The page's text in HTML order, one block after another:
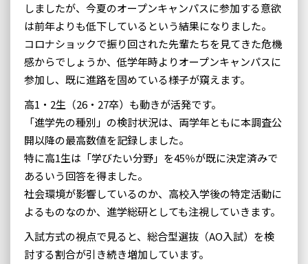
しましたが、今夏のオープンキャンパスに参加する意欲
は前年よりも低下しているという結果になりました。
コロナショックで振り回された先輩たちを見てきた危機
感からでしょうか、低学年時よりオープンキャンパスに
参加し、既に進路を固めている様子が窺えます。
高1・2生（26・27卒）も動きが活発です。
「進学先の種別」の検討状況は、両学年ともに本調査公
開以降の最高数値を記録しました。
特に高1生は「学びたい分野」を45％が既に決定済みで
あるいう回答を得ました。
社会環境が影響しているのか、高校入学後の特定活動に
よるものなのか、進学総研としても注視していきます。
入試方式の視点で見ると、総合型選抜（AO入試）を検
討する割合が引き続き増加しています。